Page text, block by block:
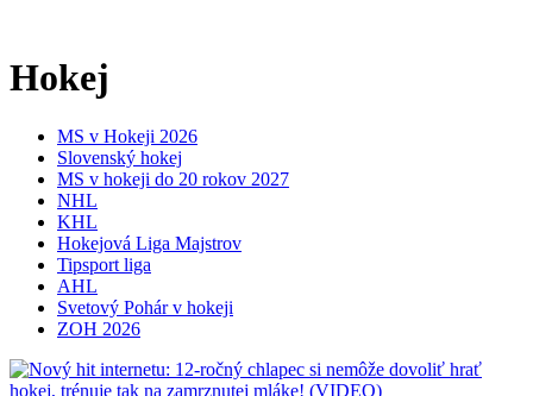
Hokej
MS v Hokeji 2026
Slovenský hokej
MS v hokeji do 20 rokov 2027
NHL
KHL
Hokejová Liga Majstrov
Tipsport liga
AHL
Svetový Pohár v hokeji
ZOH 2026